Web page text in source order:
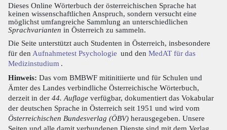
Dieses Online Wörterbuch der österreichischen Sprache hat
keinen wissenschaftlichen Anspruch, sondern versucht eine
möglichst umfangreiche Sammlung an unterschiedlichen
Sprachvarianten in Österreich zu sammeln.
Die Seite unterstützt auch Studenten in Österreich, insbesondere
für den Aufnahmetest Psychologie und den MedAT für das
Medizinstudium .
Hinweis: Das vom BMBWF mitinitiierte und für Schulen und
Ämter des Landes verbindliche Österreichische Wörterbuch,
derzeit in der 44. Auflage verfügbar, dokumentiert das Vokabular
der deutschen Sprache in Österreich seit 1951 und wird vom
Österreichischen Bundesverlag (ÖBV) herausgegeben. Unsere
Seiten und alle damit verbundenen Dienste sind mit dem Verlag